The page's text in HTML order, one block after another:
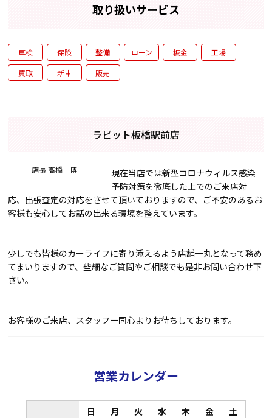
取り扱いサービス
車検 保険 整備 ローン 板金
工場
買取
新車 販売
ラビット板橋駅前店
店長 高橋 博
現在当店では新型コロナウィルス感染
予防対策を徹底した上でのご来店対
応、出張査定の対応をさせて頂いておりますので、ご不安のあるお
客様も安心してお話の出来る環境を整えています。
少しでも皆様のカーライフに寄り添えるよう店舗一丸となって務め
てまいりますので、些細なご質問やご相談でも是非お問い合わせ下
さい。
お客様のご来店、スタッフ一同心よりお待ちしております。
営業カレンダー
日 月 火 水 木 金
土